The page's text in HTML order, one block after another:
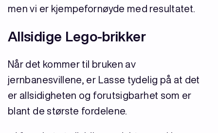
men vi er kjempefornøyde med resultatet.
Allsidige Lego-brikker
Når det kommer til bruken av
jernbanesvillene, er Lasse tydelig på at det
er allsidigheten og forutsigbarhet som er
blant de største fordelene.